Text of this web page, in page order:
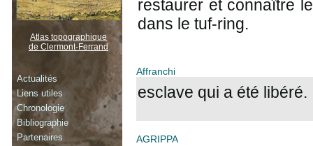
restaurer et connaître
dans le tuf-ring.
Affranchi
esclave qui a été libéré.
AGRIPPA
Atlas topographique
de Clermont-Ferrand
Actualités
Liens utiles
Chronologie
Bibliographie
Partenaires